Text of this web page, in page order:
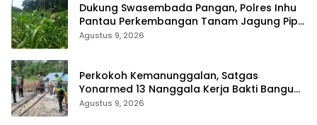
Dukung Swasembada Pangan, Polres Inhu
Pantau Perkembangan Tanam Jagung Pipil
Agustus 9, 2026
Perkokoh Kemanunggalan, Satgas
Yonarmed 13 Nanggala Kerja Bakti Bangun
Masjid Al-Hikmah di Kapuas Hulu
Agustus 9, 2026